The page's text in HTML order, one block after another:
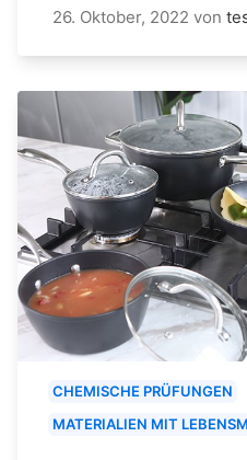
26. Oktober, 2022 von
CHEMISCHE PRÜFUNGEN
MATERIALIEN MIT